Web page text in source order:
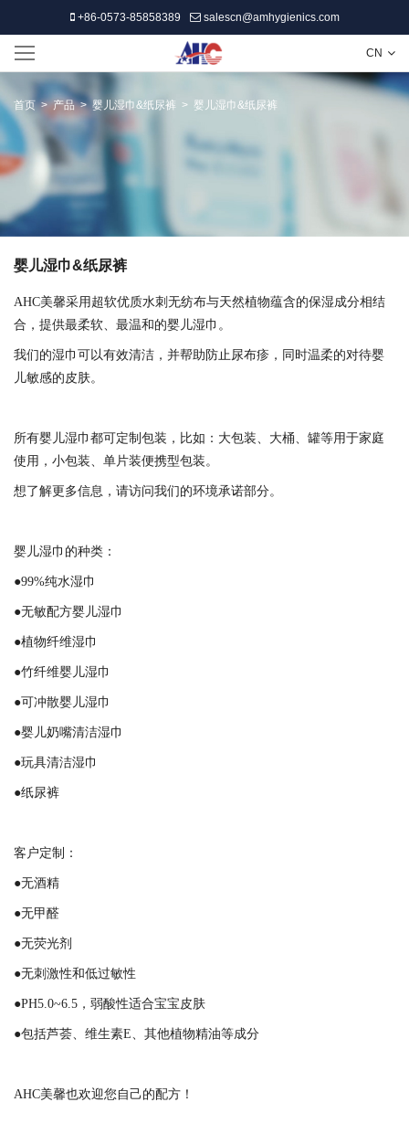
+86-0573-85858389 salescn@amhygienics.com
CN
首页 > 产品 > 婴儿湿巾&纸尿裤 > 婴儿湿巾&纸尿裤
婴儿湿巾&纸尿裤
AHC美馨采用超软优质水刺无纺布与天然植物蕴含的保湿成分相结
合，提供最柔软、最温和的婴儿湿巾。
我们的湿巾可以有效清洁，并帮助防止尿布疹，同时温柔的对待婴
儿敏感的皮肤。
所有婴儿湿巾都可定制包装，比如：大包装、大桶、罐等用于家庭
使用，小包装、单片装便携型包装。
想了解更多信息，请访问我们的环境承诺部分。
婴儿湿巾的种类：
●99%纯水湿巾
●无敏配方婴儿湿巾
●植物纤维湿巾
●竹纤维婴儿湿巾
●可冲散婴儿湿巾
●婴儿奶嘴清洁湿巾
●玩具清洁湿巾
●纸尿裤
客户定制：
●无酒精
●无甲醛
●无荧光剂
●无刺激性和低过敏性
●PH5.0~6.5，弱酸性适合宝宝皮肤
●包括芦荟、维生素E、其他植物精油等成分
AHC美馨也欢迎您自己的配方！